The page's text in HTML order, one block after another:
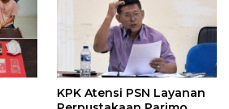
KPK Atensi PSN Layanan